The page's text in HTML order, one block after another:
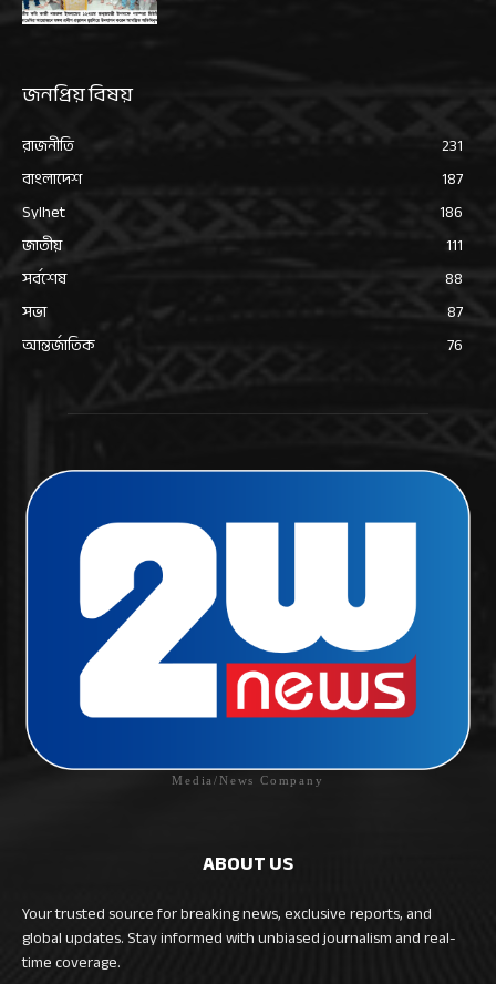
জনপ্রিয় বিষয়
রাজনীতি
231
বাংলাদেশ
187
Sylhet
186
জাতীয়
111
সর্বশেষ
88
সভা
87
আন্তর্জাতিক
76
Media/News Company
ABOUT US
Your trusted source for breaking news, exclusive reports, and
global updates. Stay informed with unbiased journalism and real-
time coverage.